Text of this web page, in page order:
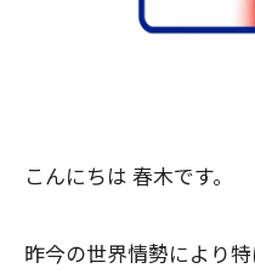
こんにちは 春木です。
昨今の世界情勢により